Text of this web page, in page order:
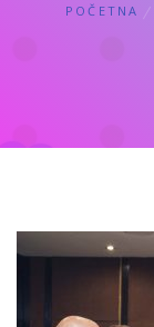
POČETNA